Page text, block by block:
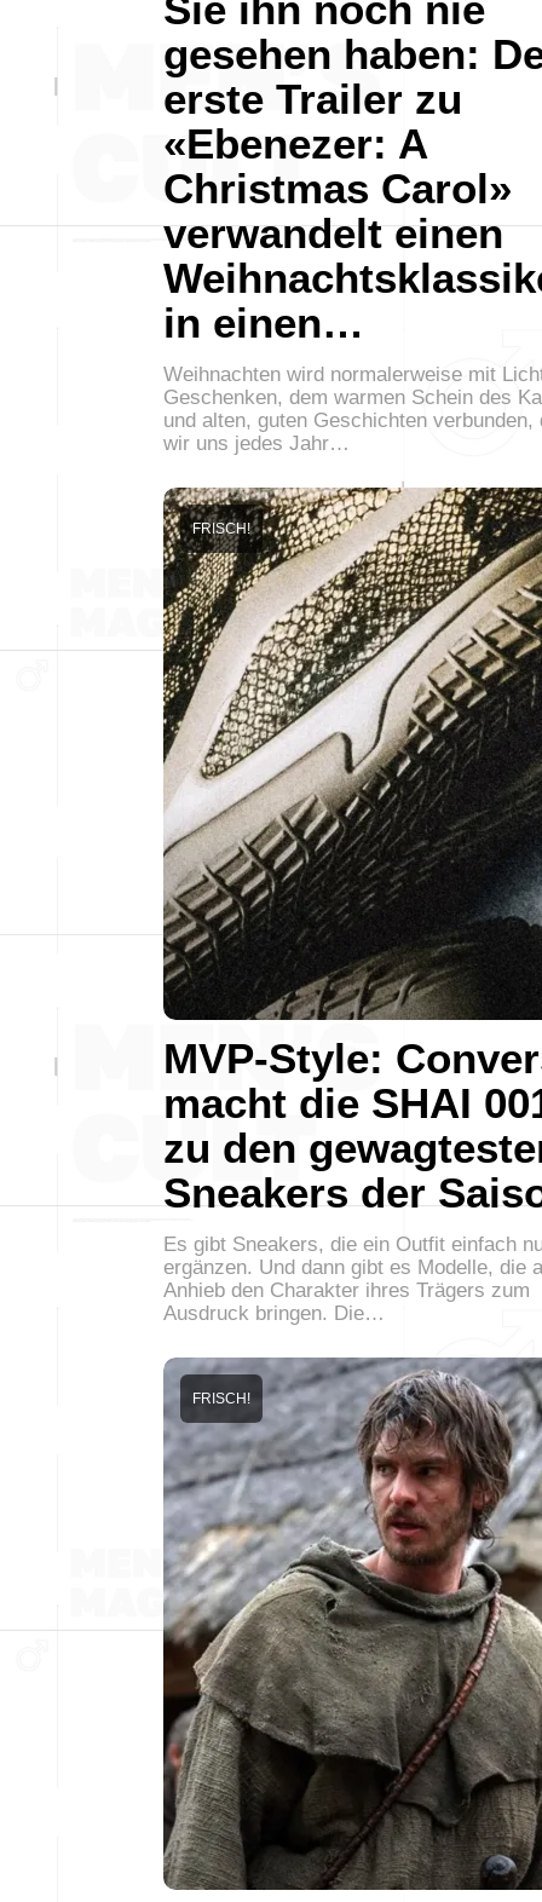
gesehen haben:
erste Trailer zu
«Ebenezer: A
Christmas Carol»
verwandelt einen
in einen…
Weihnachten wird normalerweise mit
Geschenken, dem warmen Schein des
und alten, guten Geschichten verbunden,
wir uns jedes Jahr…
MVP-Style:
macht die SHAI
zu den
Sneakers der
FRISCH!
Es gibt Sneakers, die ein Outfit einfach
ergänzen. Und dann gibt es Modelle, die
Anhieb den Charakter ihres Trägers zum
Ausdruck bringen. Die…
FRISCH!